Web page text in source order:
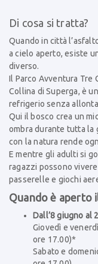
Di cosa si tratta?
Quando in città
a cielo aperto, esiste
diverso.
Il Parco Avventura Tre
Collina di Superga, è
refrigerio senza
Qui il bosco crea un
ombra durante tutta la
con la natura rende
E mentre gli adulti si
ragazzi possono
passerelle e giochi
Quando è aperto
Dall’8 giugno al
Giovedì e
ore 17.00)*
Sabato e